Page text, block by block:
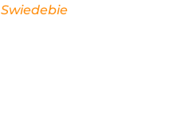
Swiedebie